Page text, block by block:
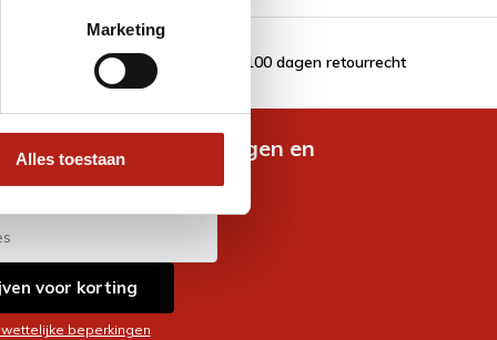
Marketing
Alles toestaan
100 dagen retourrecht
nieuwste aanbiedingen en
voor korting
beperkingen